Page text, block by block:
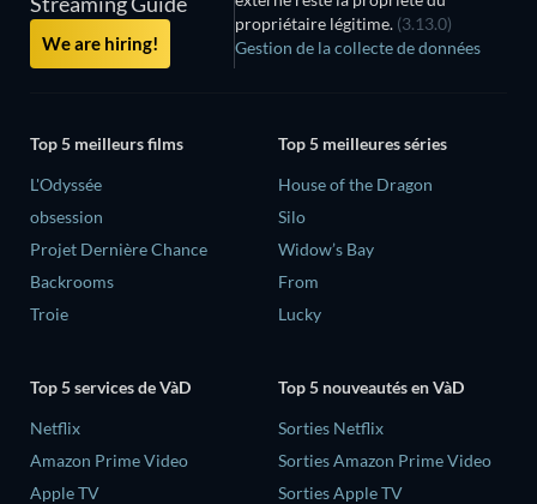
We are hiring!
propriétaire légitime. (3.13.0)
Gestion de la collecte de données
Top 5 meilleurs films
L'Odyssée
obsession
Projet Dernière Chance
Backrooms
Troie
Top 5 meilleures séries
House of the Dragon
Silo
Widow’s Bay
From
Lucky
Top 5 services de VàD
Netflix
Amazon Prime Video
Apple TV
Top 5 nouveautés en VàD
Sorties Netflix
Sorties Amazon Prime Video
Sorties Apple TV